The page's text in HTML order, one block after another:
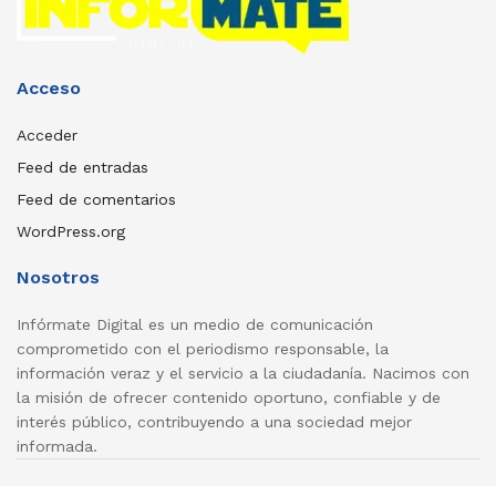
Acceso
Acceder
Feed de entradas
Feed de comentarios
WordPress.org
Nosotros
Infórmate Digital es un medio de comunicación
comprometido con el periodismo responsable, la
información veraz y el servicio a la ciudadanía. Nacimos con
la misión de ofrecer contenido oportuno, confiable y de
interés público, contribuyendo a una sociedad mejor
informada.